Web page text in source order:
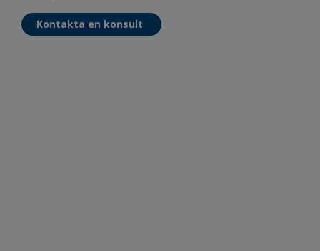
Kontakta en konsult